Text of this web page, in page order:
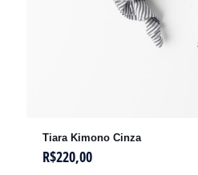
Tiara Kimono Cinza
R$220,00